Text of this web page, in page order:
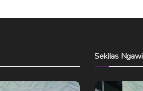
Sekilas Ngawi